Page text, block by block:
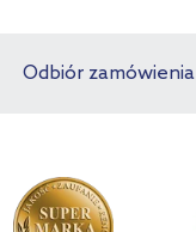
Odbiór zamówienia